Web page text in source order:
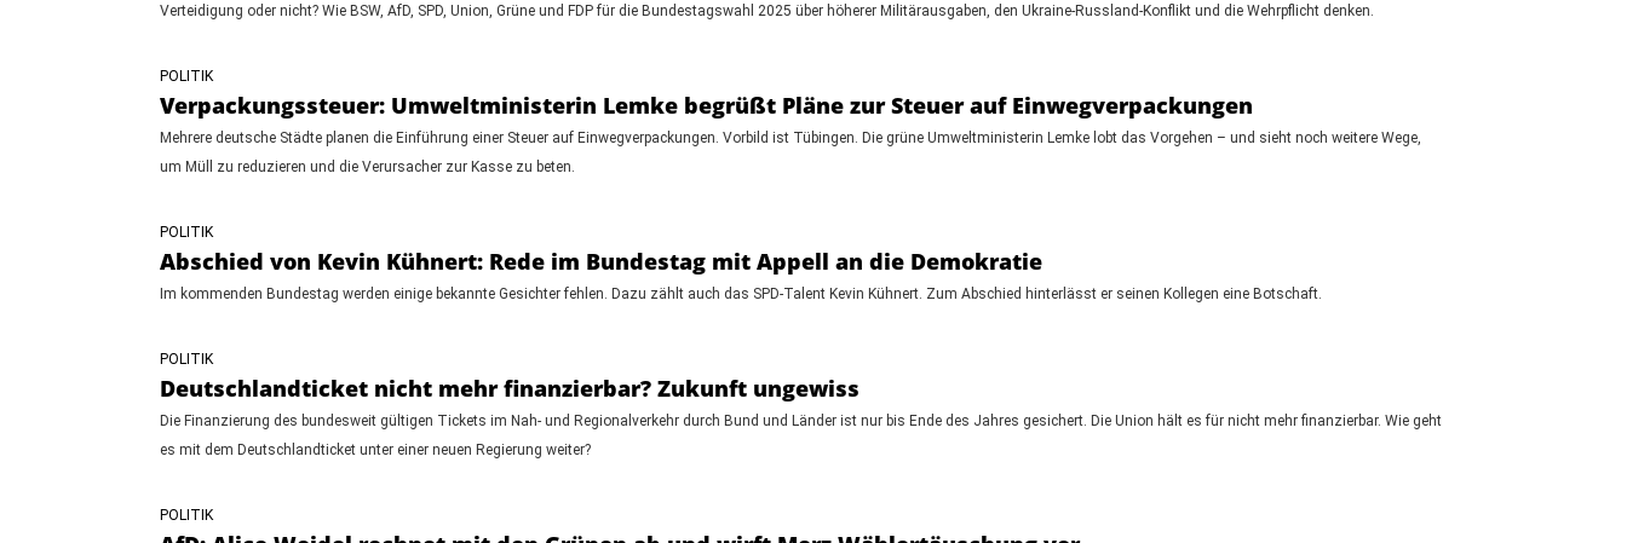
Verteidigung oder nicht? Wie BSW, AfD, SPD, Union, Grüne und FDP für die Bundestagswahl 2025 über höherer Militärausgaben, den Ukraine-Russland-Konflikt und die Wehrpflicht denken.
POLITIK
Verpackungssteuer: Umweltministerin Lemke begrüßt Pläne zur Steuer auf Einwegverpackungen
Mehrere deutsche Städte planen die Einführung einer Steuer auf Einwegverpackungen. Vorbild ist Tübingen. Die grüne Umweltministerin Lemke lobt das Vorgehen – und sieht noch weitere Wege,
um Müll zu reduzieren und die Verursacher zur Kasse zu beten.
POLITIK
Abschied von Kevin Kühnert: Rede im Bundestag mit Appell an die Demokratie
Im kommenden Bundestag werden einige bekannte Gesichter fehlen. Dazu zählt auch das SPD-Talent Kevin Kühnert. Zum Abschied hinterlässt er seinen Kollegen eine Botschaft.
POLITIK
Deutschlandticket nicht mehr finanzierbar? Zukunft ungewiss
Die Finanzierung des bundesweit gültigen Tickets im Nah- und Regionalverkehr durch Bund und Länder ist nur bis Ende des Jahres gesichert. Die Union hält es für nicht mehr finanzierbar. Wie geht
es mit dem Deutschlandticket unter einer neuen Regierung weiter?
POLITIK